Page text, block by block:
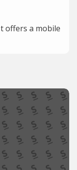
offers a mobile